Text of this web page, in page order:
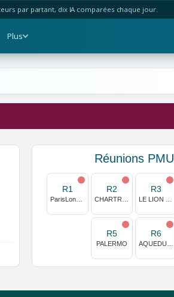
par partant, dix IA comparées chaque jour.
Plus
Réunions PMU
R1 R2 R3
R5
PALERMO
R6